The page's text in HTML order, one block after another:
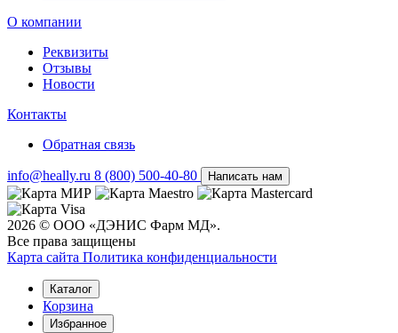
О компании
Реквизиты
Отзывы
Новости
Контакты
Обратная связь
info@heally.ru 8 (800) 500-40-80 Написать нам
2026 © ООО «ДЭНИС Фарм МД».
Все права защищены
Карта сайта Политика конфиден­циальности
Каталог
Корзина
Избранное